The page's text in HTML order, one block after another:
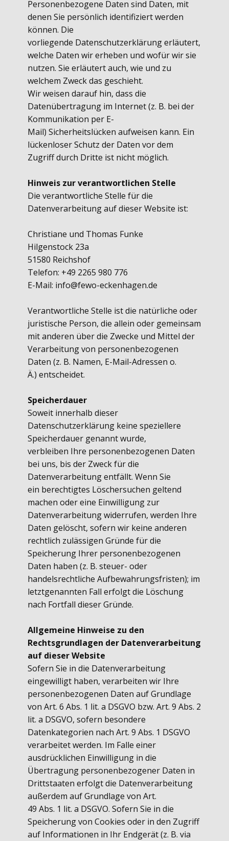
Personenbezogene Daten sind Daten, mit
denen Sie persönlich identifiziert werden
können. Die
vorliegende Datenschutzerklärung erläutert,
welche Daten wir erheben und wofür wir sie
nutzen. Sie erläutert auch, wie und zu
welchem Zweck das geschieht.
Wir weisen darauf hin, dass die
Datenübertragung im Internet (z. B. bei der
Kommunikation per E-
Mail) Sicherheitslücken aufweisen kann. Ein
lückenloser Schutz der Daten vor dem
Zugriff durch Dritte ist nicht möglich.
Hinweis zur verantwortlichen Stelle
Die verantwortliche Stelle für die
Datenverarbeitung auf dieser Website ist:
Christiane und Thomas Funke
Hilgenstock 23a
51580 Reichshof
Telefon: +49 2265 980 776
E-Mail: info@fewo-eckenhagen.de
Verantwortliche Stelle ist die natürliche oder
juristische Person, die allein oder gemeinsam
mit anderen über die Zwecke und Mittel der
Verarbeitung von personenbezogenen
Daten (z. B. Namen, E-Mail-Adressen o.
Ä.) entscheidet.
Speicherdauer
Soweit innerhalb dieser
Datenschutzerklärung keine speziellere
Speicherdauer genannt wurde,
verbleiben Ihre personenbezogenen Daten
bei uns, bis der Zweck für die
Datenverarbeitung entfällt. Wenn Sie
ein berechtigtes Löschersuchen geltend
machen oder eine Einwilligung zur
Datenverarbeitung widerrufen, werden Ihre
Daten gelöscht, sofern wir keine anderen
rechtlich zulässigen Gründe für die
Speicherung Ihrer personenbezogenen
Daten haben (z. B. steuer- oder
handelsrechtliche Aufbewahrungsfristen); im
letztgenannten Fall erfolgt die Löschung
nach Fortfall dieser Gründe.
Allgemeine Hinweise zu den
Rechtsgrundlagen der Datenverarbeitung
auf dieserWebsite
Sofern Sie in die Datenverarbeitung
eingewilligt haben, verarbeiten wir Ihre
personenbezogenen Daten auf Grundlage
von Art. 6 Abs. 1 lit. a DSGVO bzw. Art. 9 Abs. 2
lit. a DSGVO, sofern besondere
Datenkategorien nach Art. 9 Abs. 1 DSGVO
verarbeitet werden. Im Falle einer
ausdrücklichen Einwilligung in die
Übertragung personenbezogener Daten in
Drittstaaten erfolgt die Datenverarbeitung
außerdem auf Grundlage von Art.
49 Abs. 1 lit. a DSGVO. Sofern Sie in die
Speicherung von Cookies oder in den Zugriff
auf Informationen in Ihr Endgerät (z. B. via